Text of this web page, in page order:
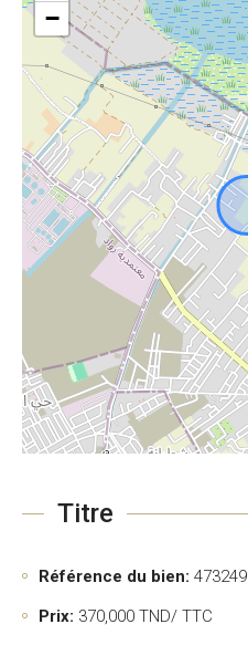
−
Titre
Référence du bien: 473249
Prix: 370,000 TND/ TTC